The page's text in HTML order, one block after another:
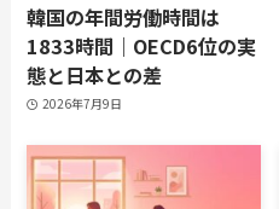
韓国の年間労働時間は
1833時間｜OECD6位の実
態と日本との差
2026年7月9日